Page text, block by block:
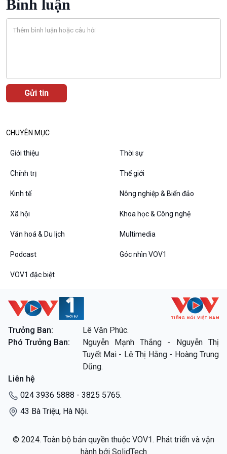
Bước chân đến trường
Tin Văn hoá & Du lịch
Chát với người nổi tiếng
Bình luận
10 phút Sự kiện - Luận bàn
Dòng chảy sự kiện
Diễn đàn chủ nhật
VOV1 đặc biệt
Thanh âm ký sự
Các chương trình đặc biệt
Bình luận
CHUYÊN MỤC
Giới thiệu Thời sự
Chính trị Thế giới
Kinh tế Nông nghiệp & Biển đảo
Xã hội Khoa học & Công nghệ
Văn hoá & Du lịch Multimedia
Podcast Góc nhìn VOV1
VOV1 đặc biệt
Trưởng Ban:
Lê Văn Phúc.
Phó Trưởng Ban:
Nguyễn Mạnh Thắng - Nguyễn Thị
Tuyết Mai - Lê Thị Hằng - Hoàng Trung
Dũng.
Liên hệ
024 3936 5888 - 3825 5765.
43 Bà Triệu, Hà Nội.
© 2024. Toàn bộ bản quyền thuộc VOV1. Phát triển và vận
hành bởi SolidTech